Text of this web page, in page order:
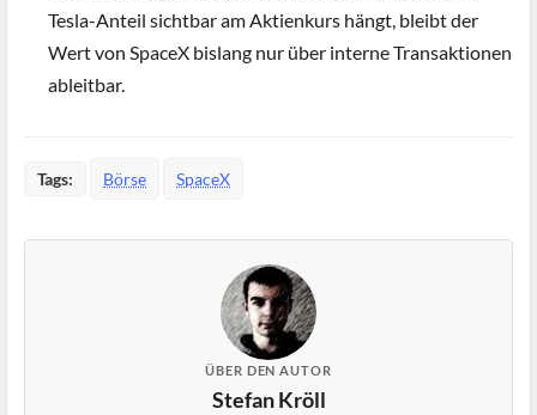
Tesla-Anteil sichtbar am Aktienkurs hängt, bleibt der
Wert von SpaceX bislang nur über interne Transaktionen
ableitbar.
Tags: Börse SpaceX
ÜBER DEN AUTOR
Stefan Kröll